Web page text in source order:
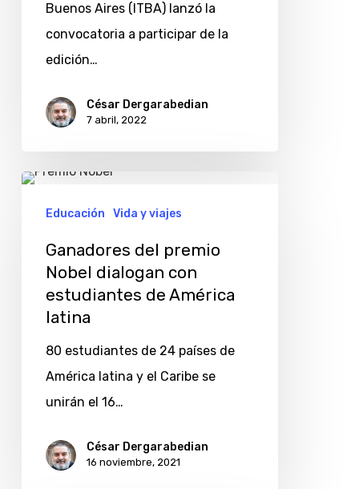
Buenos Aires (ITBA) lanzó la
convocatoria a participar de la
edición…
César Dergarabedian
7 abril, 2022
Ganadores
Nobel
dialogan
Educación Vida y viajes
Ganadores del premio
Nobel dialogan con
estudiantes de América
latina
80 estudiantes de 24 países de
América latina y el Caribe se
unirán el 16…
César Dergarabedian
16 noviembre, 2021